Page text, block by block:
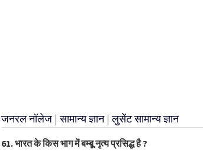
जनरल नॉलेज | सामान्य ज्ञान | लुसेंट सामान्य ज्ञान
61. भारत के किस भाग में बम्बू नृत्य प्रसिद्ध है ?